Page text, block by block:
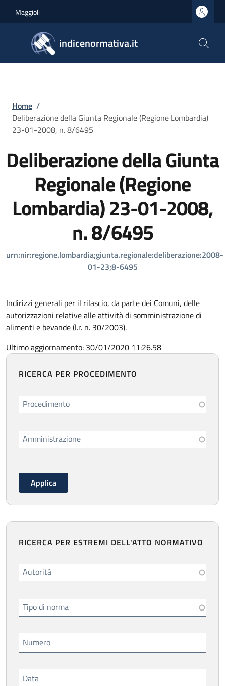
Maggioli
indicenormativa.it
Briciole di pane
Home /
Deliberazione della Giunta Regionale (Regione Lombardia)
23-01-2008, n. 8/6495
Deliberazione della Giunta
Regionale (Regione
Lombardia) 23-01-2008,
n. 8/6495
urn:nir:regione.lombardia;giunta.regionale:deliberazione:2008-
01-23;8-6495
Indirizzi generali per il rilascio, da parte dei Comuni, delle
autorizzazioni relative alle attività di somministrazione di
alimenti e bevande (l.r. n. 30/2003).
Ultimo aggiornamento: 30/01/2020 11:26.58
RICERCA PER PROCEDIMENTO
Procedimento
Amministrazione
RICERCA PER ESTREMI DELL'ATTO NORMATIVO
Autorità
Tipo di norma
Numero
Data